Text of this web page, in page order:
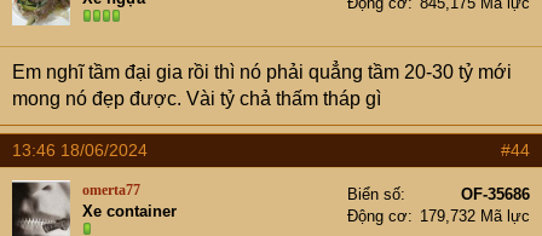
không có cửa thua, chỉ có x bao nhiêu lần, sau bao nhiêu
Em nghĩ tầm đại gia rồi thì nó phải quẳng tầm 20-30 tỷ mới
mong nó đẹp được. Vài tỷ chả thấm tháp gì
13:46 18/06/2024 #44
omerta77
Xe container
Biển số
OF-35686
Động cơ
179,732 Mã lực